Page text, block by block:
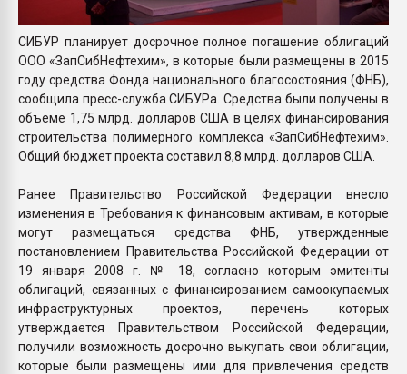
СИБУР планирует досрочное полное погашение облигаций
ООО «ЗапСибНефтехим», в которые были размещены в 2015
году средства Фонда национального благосостояния (ФНБ),
сообщила пресс-служба СИБУРа. Средства были получены в
объеме 1,75 млрд. долларов США в целях финансирования
строительства полимерного комплекса «ЗапСибНефтехим».
Общий бюджет проекта составил 8,8 млрд. долларов США.
Ранее Правительство Российской Федерации внесло
изменения в Требования к финансовым активам, в которые
могут размещаться средства ФНБ, утвержденные
постановлением Правительства Российской Федерации от
19 января 2008 г. № 18, согласно которым эмитенты
облигаций, связанных с финансированием самоокупаемых
инфраструктурных проектов, перечень которых
утверждается Правительством Российской Федерации,
получили возможность досрочно выкупать свои облигации,
которые были размещены ими для привлечения средств